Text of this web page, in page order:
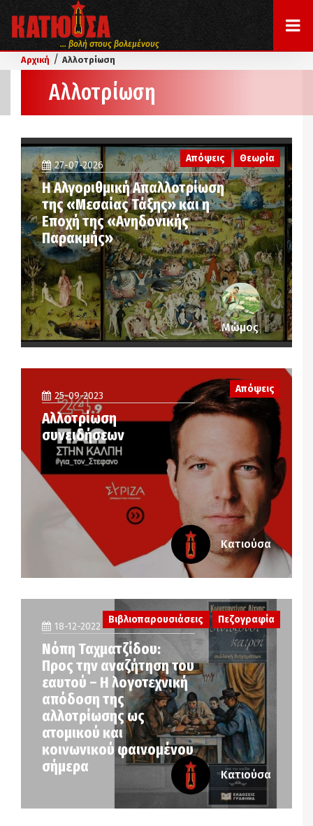
... βολή στους βολεμένους
Αρχική / Αλλοτρίωση
Αλλοτρίωση
Απόψεις Θεωρία
27-07-2026
Η Αλγοριθμική Απαλλοτρίωση
της «Μεσαίας Τάξης» και η
Εποχή της «Ανηδονικής
Παρακμής»
Μώμος
25-09-2023
Αλλοτρίωση
συνειδήσεων
Απόψεις
Κατιούσα
18-12-2022
Νόπη Ταχματζίδου:
Προς την αναζήτηση του
εαυτού – Η λογοτεχνική
απόδοση της
αλλοτρίωσης ως
ατομικού και
κοινωνικού φαινομένου
σήμερα
Βιβλιοπαρουσιάσεις Πεζογραφία
Κατιούσα